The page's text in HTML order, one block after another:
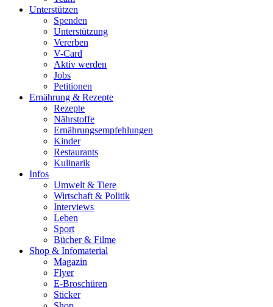
Unterstützen
Spenden
Unterstützung
Vererben
V-Card
Aktiv werden
Jobs
Petitionen
Ernährung & Rezepte
Rezepte
Nährstoffe
Ernährungsempfehlungen
Kinder
Restaurants
Kulinarik
Infos
Umwelt & Tiere
Wirtschaft & Politik
Interviews
Leben
Sport
Bücher & Filme
Shop & Infomaterial
Magazin
Flyer
E-Broschüren
Sticker